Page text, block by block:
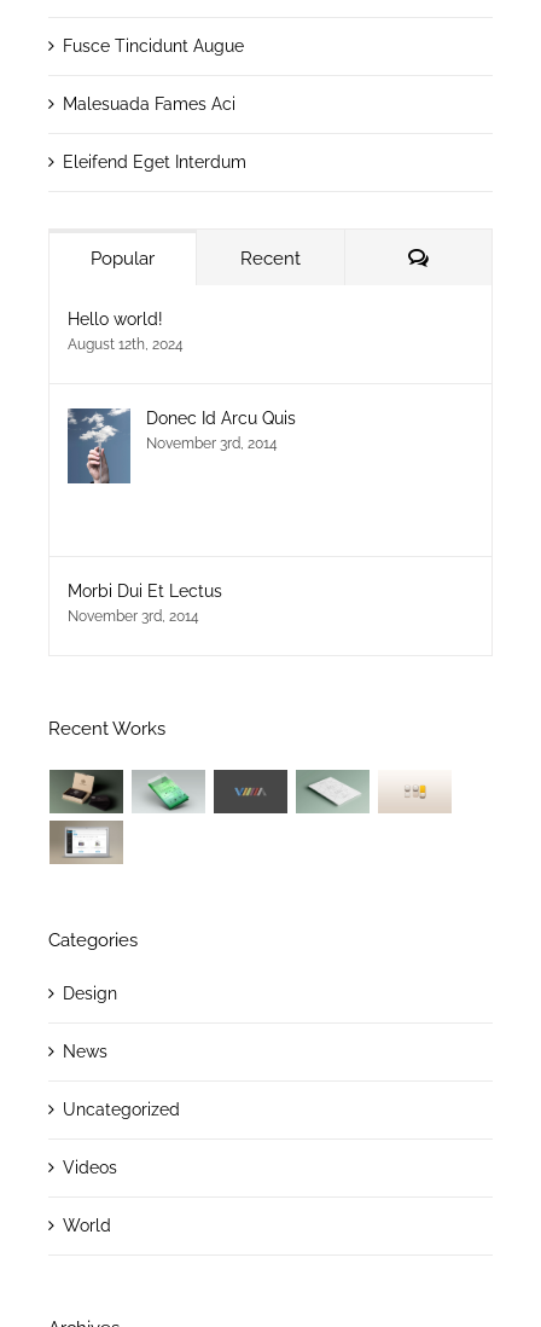
Fusce Tincidunt Augue
Malesuada Fames Aci
Eleifend Eget Interdum
Popular Recent Comments
Hello world!
August 12th, 2024
Donec Id Arcu Quis
November 3rd, 2014
Morbi Dui Et Lectus
November 3rd, 2014
Recent Works
Categories
Design
News
Uncategorized
Videos
World